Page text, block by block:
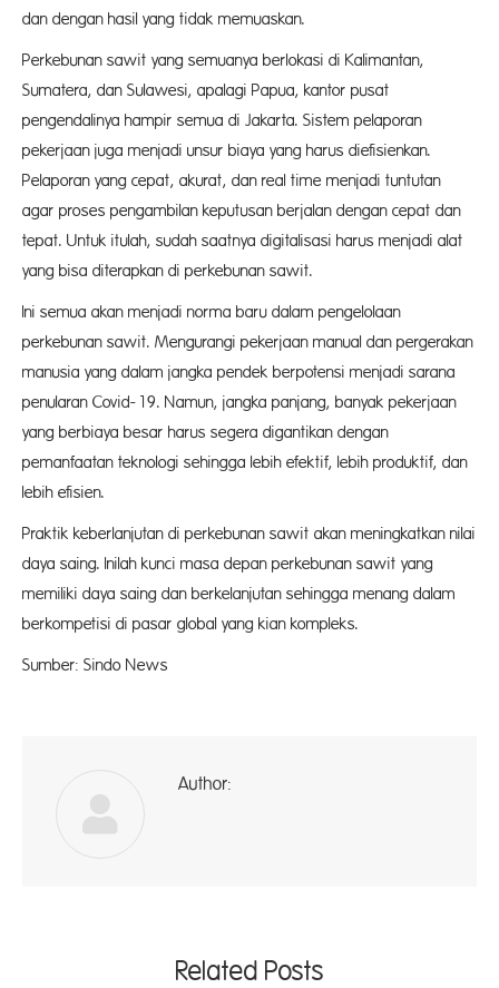
dan dengan hasil yang tidak memuaskan.
Perkebunan sawit yang semuanya berlokasi di Kalimantan,
Sumatera, dan Sulawesi, apalagi Papua, kantor pusat
pengendalinya hampir semua di Jakarta. Sistem pelaporan
pekerjaan juga menjadi unsur biaya yang harus diefisienkan.
Pelaporan yang cepat, akurat, dan real time menjadi tuntutan
agar proses pengambilan keputusan berjalan dengan cepat dan
tepat. Untuk itulah, sudah saatnya digitalisasi harus menjadi alat
yang bisa diterapkan di perkebunan sawit.
Ini semua akan menjadi norma baru dalam pengelolaan
perkebunan sawit. Mengurangi pekerjaan manual dan pergerakan
manusia yang dalam jangka pendek berpotensi menjadi sarana
penularan Covid-19. Namun, jangka panjang, banyak pekerjaan
yang berbiaya besar harus segera digantikan dengan
pemanfaatan teknologi sehingga lebih efektif, lebih produktif, dan
lebih efisien.
Praktik keberlanjutan di perkebunan sawit akan meningkatkan nilai
daya saing. Inilah kunci masa depan perkebunan sawit yang
memiliki daya saing dan berkelanjutan sehingga menang dalam
berkompetisi di pasar global yang kian kompleks.
Sumber: Sindo News
Author:
Related Posts